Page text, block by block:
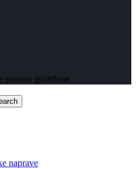
pravice pridržane.
naprave